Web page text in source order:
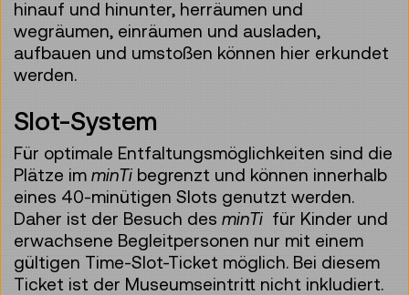
hinauf und hinunter, herräumen und
wegräumen, einräumen und ausladen,
aufbauen und umstoßen können hier erkundet
werden.
Slot-System
Für optimale Entfaltungsmöglichkeiten sind die
Plätze im minTi begrenzt und können innerhalb
eines 40-minütigen Slots genutzt werden.
Daher ist der Besuch des minTi für Kinder und
erwachsene Begleitpersonen nur mit einem
gültigen Time-Slot-Ticket möglich. Bei diesem
Ticket ist der Museumseintritt nicht inkludiert.